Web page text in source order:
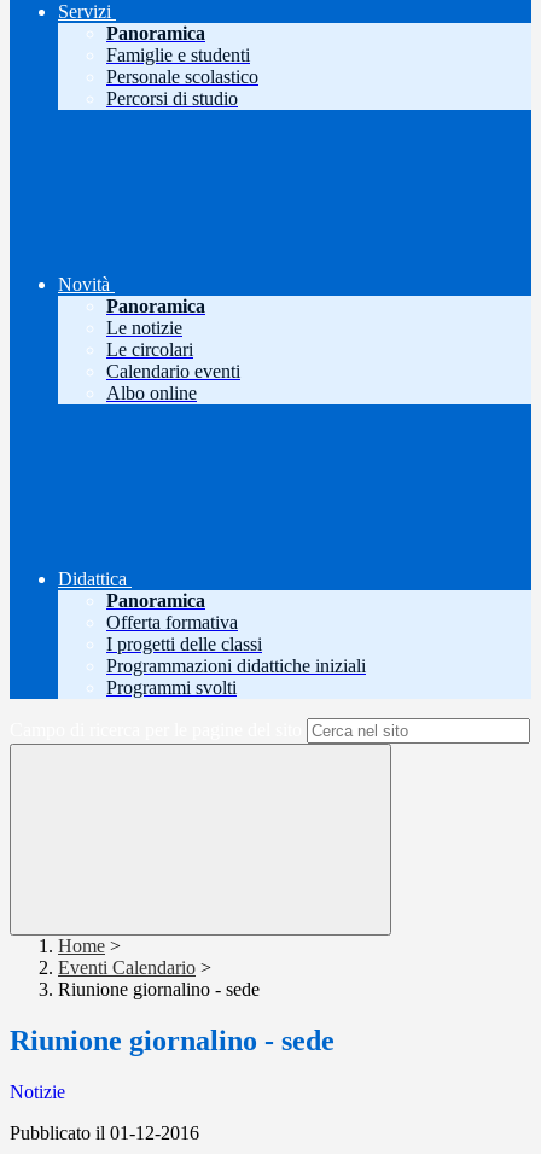
Servizi
Panoramica
Famiglie e studenti
Personale scolastico
Percorsi di studio
Novità
Panoramica
Le notizie
Le circolari
Calendario eventi
Albo online
Didattica
Panoramica
Offerta formativa
I progetti delle classi
Programmazioni didattiche iniziali
Programmi svolti
Home >
Eventi Calendario >
Riunione giornalino - sede
Riunione giornalino - sede
Notizie
Pubblicato il 01-12-2016